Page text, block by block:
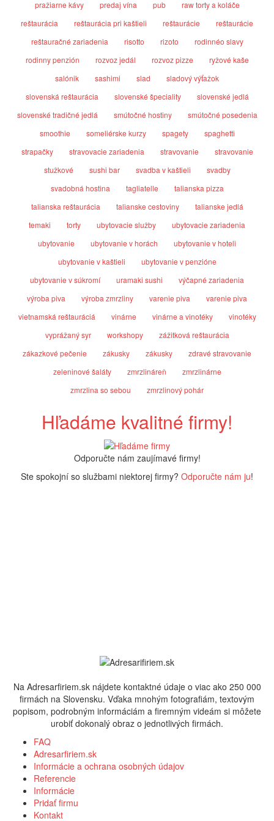
pražiarne kávy
predaj vína pub
raw torty a koláče
reštaurácia
reštaurácia pri kaštieli reštaurácie
reštaurácie
reštauračné zariadenia
risotto rizoto
rodinnéo slavy
rodinny penzión
rozvoz jedál rozvoz pizze
ryžové kaše
salónik
sashimi slad
sladový výťažok
slovenská reštaurácia
slovenské špeciality
slovenské jedlá
slovenské tradičné jedlá
smútočné hostiny
smútočné posedenia
smoothie
someliérske kurzy spagety
spaghetti
strapačky
stravovacie zariadenia stravovanie
stravovanie
stužkové
sushi bar svadba v kaštieli
svadby
svadobná hostina
tagliatelle
talianska pizza
talianska reštaurácia
talianske cestoviny
talianske jedlá
temaki
torty ubytovacie služby
ubytovacie zariadenia
ubytovanie
ubytovanie v horách
ubytovanie v hoteli
ubytovanie v kaštieli
ubytovanie v penzióne
ubytovanie v súkromí
uramaki sushi
výčapné zariadenia
výroba piva
výroba zmrzliny varenie piva
varenie piva
vietnamská reštauráciá
vinárne vinárne a vinotéky
vinotéky
vyprážaný syr
workshopy
zážitková reštaurácia
zákazkové pečenie
zákusky zákusky
zdravé stravovanie
zeleninové šaláty
zmrzlináreň
zmrzlinárne
zmrzlina so sebou
zmrzlinový pohár
Hľadáme kvalitné firmy!
Odporučte nám zaujímavé firmy!
Ste spokojní so službami niektorej firmy? Odporučte nám ju!
Na Adresarfiriem.sk nájdete kontaktné údaje o viac ako 250 000
firmách na Slovensku. Vďaka mnohým fotografiám, textovým
popisom, podrobným informáciám a firemným videám si môžete
urobiť dokonalý obraz o jednotlivých firmách.
FAQ
Adresarfiriem.sk
Informácie a ochrana osobných údajov
Referencie
Informácie
Pridať firmu
Kontakt